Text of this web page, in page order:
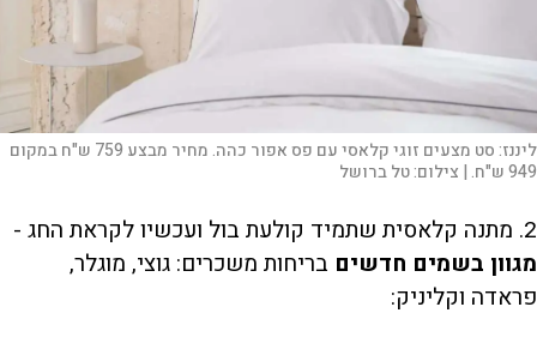
ליננז: סט מצעים זוגי קלאסי עם פס אפור כהה. מחיר מבצע 759 ש"ח במקום
949 ש"ח. |
צילום:טל ברושל
2. מתנה קלאסית שתמיד קולעת בול ועכשיו לקראת החג -
מגוון בשמים חדשים בריחות משכרים: גוצי, מוגלר,
פראדה וקליניק: